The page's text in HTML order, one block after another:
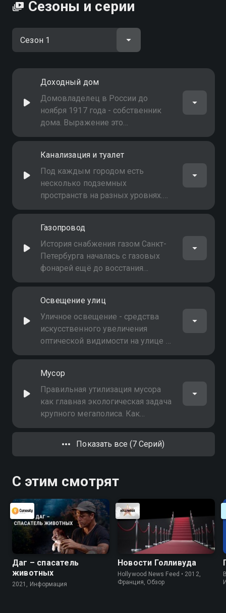
Сезоны и серии
Доходный дом
Домовладелец в России до
ноября 1917 года - собственник
дома. Выражение это
употребляется по преимуществу
городских зданий. В этом качестве
домовладельцы обладают рядом
прав в области городского
самоуправления
Канализация и туалет
Под каждым городом есть
несколько подземных
пространств на разных уровнях.
Ливневая канализация,
спецтрассы, тоннели метро. Как
существуют эти многоэтажные
подземные города и кто в них
обитает?
Газопровод
История снабжения газом Санкт-
Петербурга началась с газовых
фонарей ещё до восстания
декабристов, продолжилась
газовых месторождений уже
после Великой Отечественной
войны и сегодня не прекращается
Освещение улиц
Уличное освещение - средства
искусственного увеличения
оптической видимости на улице в
тёмное время суток. Как правило,
закреплёнными на мачтах,
столбах, путепроводах и других
опорах
Мусор
Правильная утилизация мусора
как главная экологическая задача
крупного мегаполиса. Как
избавлялись от мусора в XVII-XVIII
перерабатывать его в XIX-XX
Показать все (7 Серий)
С этим смотрят
Даг – спасатель
животных
2021, Информация
Новости Голливуда
Hollywood News Feed • 2012,
Франция, Обзор